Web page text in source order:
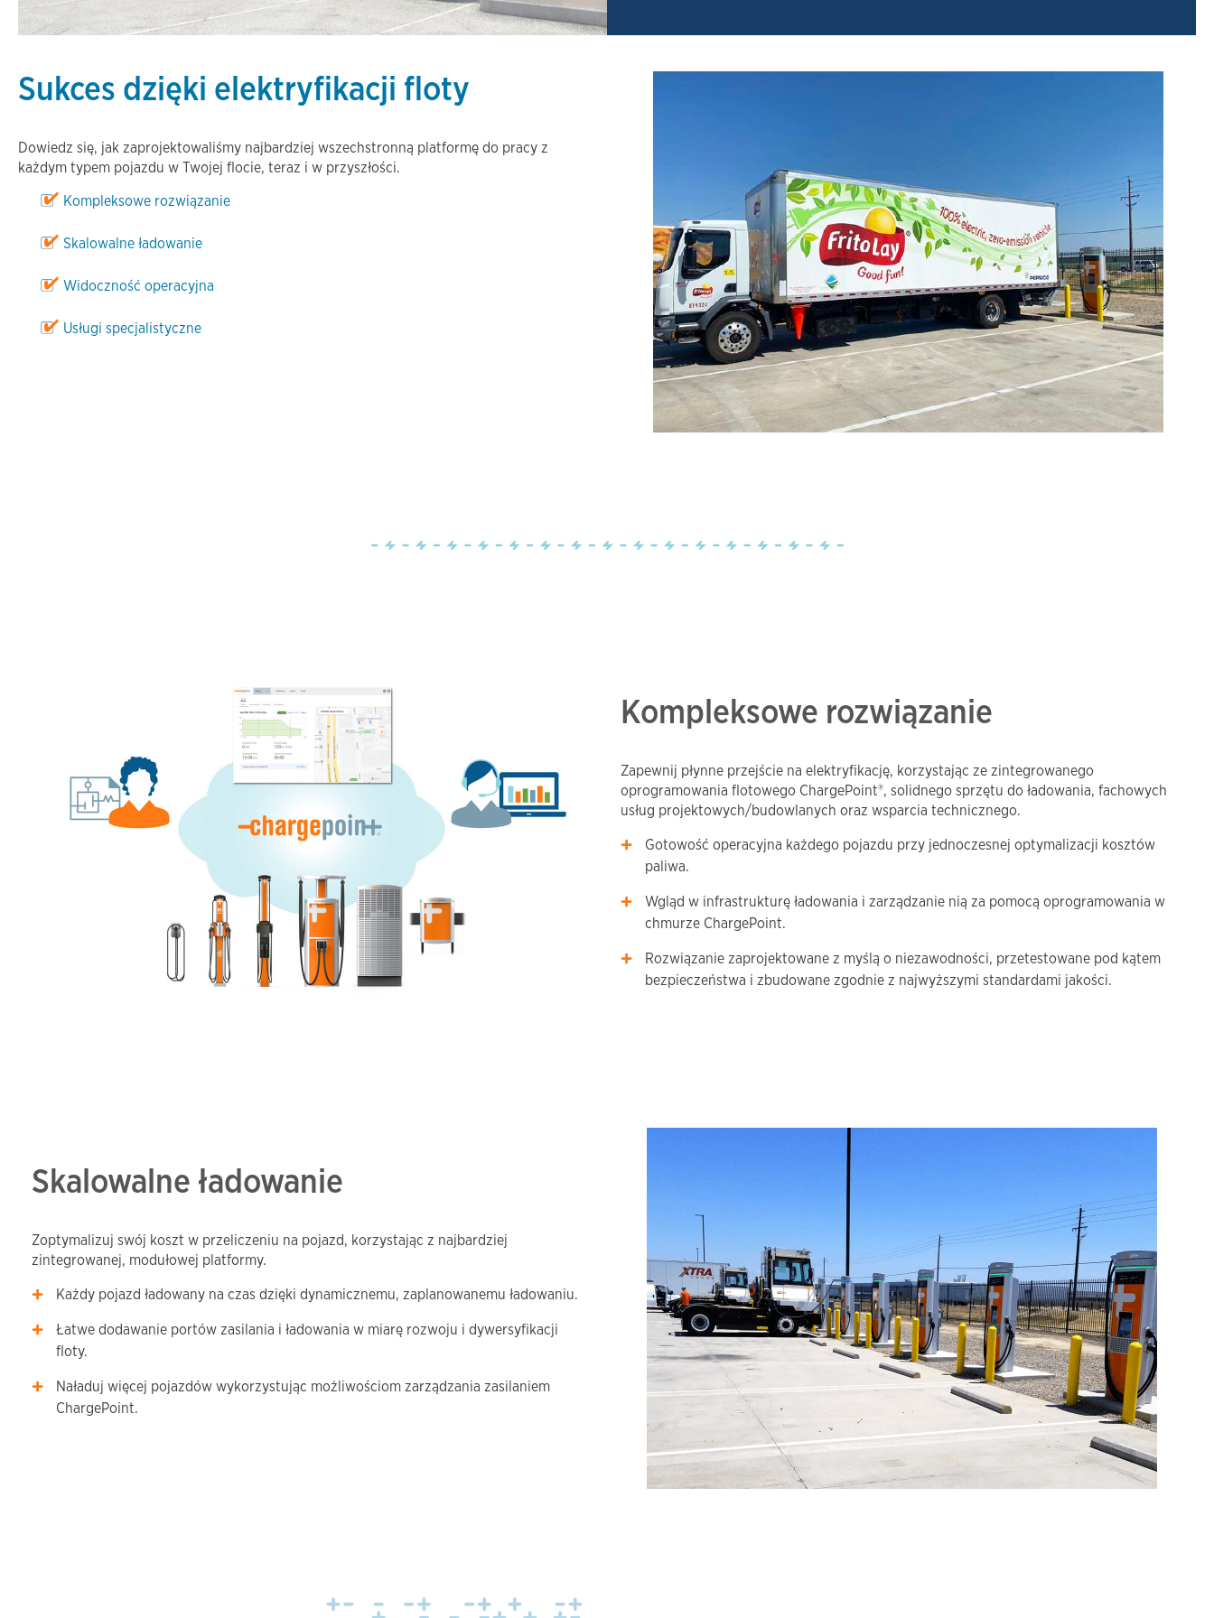
Sukces dzięki elektryfikacji floty
Dowiedz się, jak zaprojektowaliśmy najbardziej wszechstronną platformę do pracy z
każdym typem pojazdu w Twojej flocie, teraz i w przyszłości.
Kompleksowe rozwiązanie
Skalowalne ładowanie
Widoczność operacyjna
Usługi specjalistyczne
Kompleksowe rozwiązanie
Zapewnij płynne przejście na elektryfikację, korzystając ze zintegrowanego
oprogramowania flotowego ChargePoint®, solidnego sprzętu do ładowania, fachowych
usług projektowych/budowlanych oraz wsparcia technicznego.
Gotowość operacyjna każdego pojazdu przy jednoczesnej optymalizacji kosztów
paliwa.
Wgląd w infrastrukturę ładowania i zarządzanie nią za pomocą oprogramowania w
chmurze ChargePoint.
Rozwiązanie zaprojektowane z myślą o niezawodności, przetestowane pod kątem
bezpieczeństwa i zbudowane zgodnie z najwyższymi standardami jakości.
Skalowalne ładowanie
Zoptymalizuj swój koszt w przeliczeniu na pojazd, korzystając z najbardziej
zintegrowanej, modułowej platformy.
Każdy pojazd ładowany na czas dzięki dynamicznemu, zaplanowanemu ładowaniu.
Łatwe dodawanie portów zasilania i ładowania w miarę rozwoju i dywersyfikacji
floty.
Naładuj więcej pojazdów wykorzystując możliwościom zarządzania zasilaniem
ChargePoint.